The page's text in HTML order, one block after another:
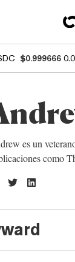
$0.999666
es un
como